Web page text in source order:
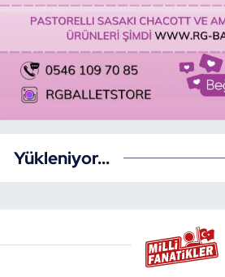
Yükleniyor...